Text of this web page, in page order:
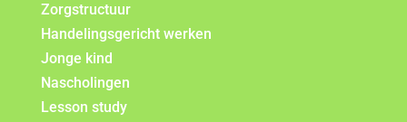
Zorgstructuur
Handelingsgericht werken
Jonge kind
Nascholingen
Lesson study